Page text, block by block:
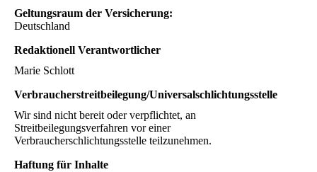
Geltungsraum der Versicherung:
Deutschland
Redaktionell Verantwortlicher
Marie Schlott
Verbraucher­streit­beilegung/Universal­schlichtungs­stelle
Wir sind nicht bereit oder verpflichtet, an
Streitbeilegungsverfahren vor einer
Verbraucherschlichtungsstelle teilzunehmen.
Haftung für Inhalte